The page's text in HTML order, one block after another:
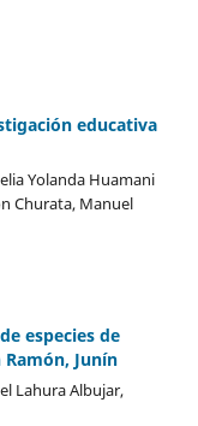
educativa
Yolanda Huamani
Churata, Manuel
especies de
Junín
Lahura Albujar,